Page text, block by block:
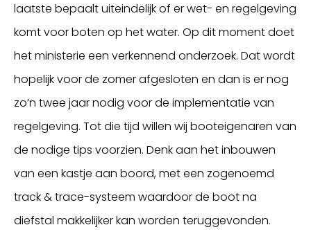
laatste bepaalt uiteindelijk of er wet- en regelgeving
komt voor boten op het water. Op dit moment doet
het ministerie een verkennend onderzoek. Dat wordt
hopelijk voor de zomer afgesloten en dan is er nog
zo’n twee jaar nodig voor de implementatie van
regelgeving. Tot die tijd willen wij booteigenaren van
de nodige tips voorzien. Denk aan het inbouwen
van een kastje aan boord, met een zogenoemd
track & trace-systeem waardoor de boot na
diefstal makkelijker kan worden teruggevonden.